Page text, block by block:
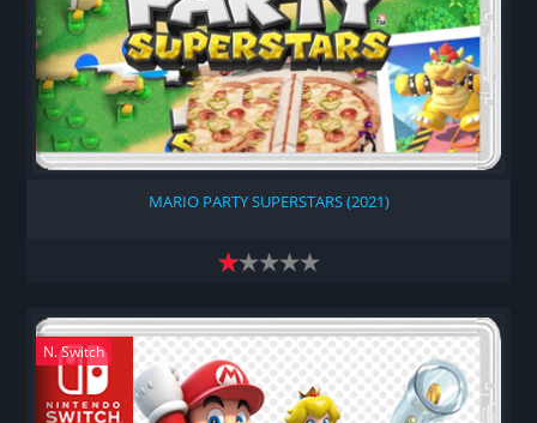
MARIO PARTY SUPERSTARS (2021)
N. Switch